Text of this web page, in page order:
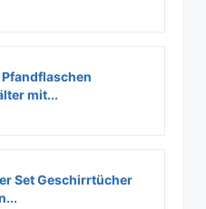
mit...
Set Geschirrtücher